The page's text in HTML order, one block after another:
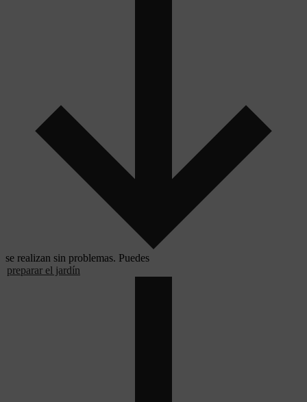
se realizan sin problemas. Puedes
preparar el jardín